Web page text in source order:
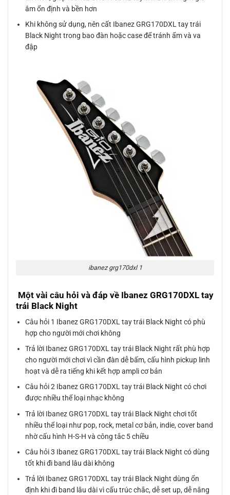
âm ổn định và bền hơn
Khi không sử dụng, nên cất Ibanez GRG170DXL tay trái
Black Night trong bao đàn hoặc case để tránh ẩm và va
đập
ibanez grg170dxl 1
Một vài câu hỏi và đáp về Ibanez GRG170DXL tay
trái Black Night
Câu hỏi 1 Ibanez GRG170DXL tay trái Black Night có phù
hợp cho người mới chơi không
Trả lời Ibanez GRG170DXL tay trái Black Night rất phù hợp
cho người mới chơi vì cần đàn dễ bấm, cấu hình pickup linh
hoạt và dễ ra tiếng khi kết hợp ampli cơ bản
Câu hỏi 2 Ibanez GRG170DXL tay trái Black Night có chơi
được nhiều thể loại nhạc không
Trả lời Ibanez GRG170DXL tay trái Black Night chơi tốt
nhiều thể loại như pop, rock, metal cơ bản, indie, cover band
nhờ cấu hình H-S-H và công tắc 5 chiều
Câu hỏi 3 Ibanez GRG170DXL tay trái Black Night có dùng
tốt khi đi band lâu dài không
Trả lời Ibanez GRG170DXL tay trái Black Night dùng ổn
định khi đi band lâu dài vì cấu trúc chắc, dễ set up, dễ nâng